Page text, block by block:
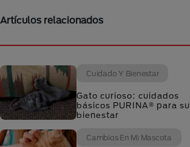
Artículos relacionados
Cuidado Y Bienestar
Gato curioso: cuidados
básicos PURINA® para su
bienestar
Cambios En Mi Mascota